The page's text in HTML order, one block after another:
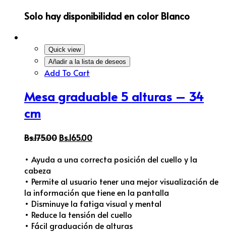
Solo hay disponibilidad en color Blanco
Quick view
Añadir a la lista de deseos
Add To Cart
Mesa graduable 5 alturas – 34
cm
Bs.175.00 Bs.165.00
• Ayuda a una correcta posición del cuello y la
cabeza
• Permite al usuario tener una mejor visualización de
la información que tiene en la pantalla
• Disminuye la fatiga visual y mental
• Reduce la tensión del cuello
• Fácil graduación de alturas